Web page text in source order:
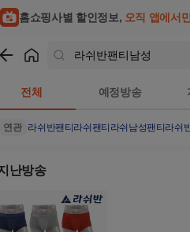
홈쇼핑사별 할인정보, 오직 앱에서
전체 예정방송
연관 라쉬반팬티 라쉬팬티 라쉬 남성팬티 라쉬
난방송